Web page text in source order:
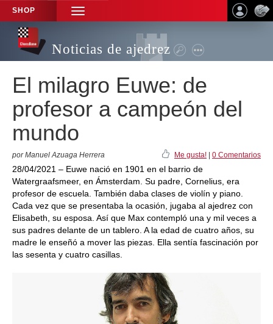
SHOP
TOGGLE
NAVIGATION
Noticias de ajedrez
El milagro Euwe: de
profesor a campeón del
mundo
por Manuel Azuaga Herrera Me gusta! 0 Comentarios
28/04/2021 – Euwe nació en 1901 en el barrio de
Watergraafsmeer, en Ámsterdam. Su padre, Cornelius, era
profesor de escuela. También daba clases de violín y piano.
Cada vez que se presentaba la ocasión, jugaba al ajedrez con
Elisabeth, su esposa. Así que Max contempló una y mil veces a
sus padres delante de un tablero. A la edad de cuatro años, su
madre le enseñó a mover las piezas. Ella sentía fascinación por
las sesenta y cuatro casillas.